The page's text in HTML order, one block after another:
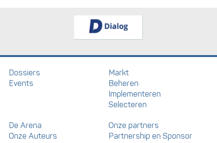
Dossiers
Events
Markt
Beheren
Implementeren
Selecteren
De Arena
Onze Auteurs
Onze partners
Partnership en Sponsor